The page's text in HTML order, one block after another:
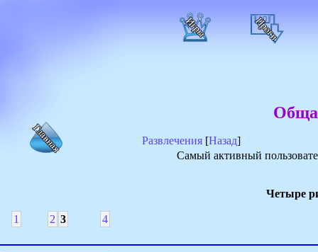
Развлечения [Назад]
Самый активный
Четыре
1 2 3 4